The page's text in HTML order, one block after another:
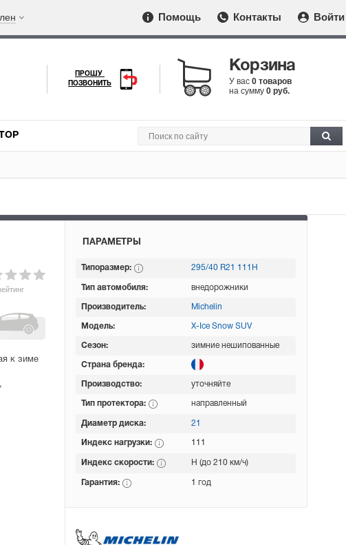
Помощь Контакты Войти
ПРОШУ
ПОЗВОНИТЬ
Корзина
У вас 0 товаров
на сумму 0 руб.
к зиме
ПАРАМЕТРЫ
Типоразмер: 295/40 R21 111H
Тип автомобиля: внедорожники
Производитель: Michelin
Модель: X-Ice Snow SUV
Сезон: зимние нешипованные
Страна бренда:
Производство: уточняйте
Тип протектора: направленный
Диаметр диска: 21
Индекс нагрузки: 111
Индекс скорости: H (до 210 км/ч)
Гарантия: 1 год